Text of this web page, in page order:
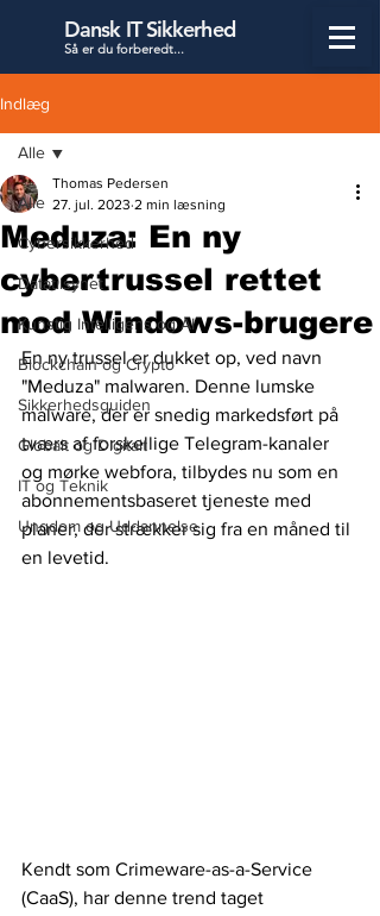
Dansk IT Sikkerhed
Så er du forberedt...
Indlæg
Alle
Cybersikkerhed
Datatilsynet
Kunstig Intelligens og AI
Blockchain og Crypto
Sikkerhedsguiden
Globalt og Digitalt
IT og Teknik
Ungdom og Uddannelse
Alle
Meduza: En ny
cybertrussel rettet
mod Windows-brugere
Thomas Pedersen
27. jul. 2023 2 min læsning
En ny trussel er dukket op, ved navn
"Meduza" malwaren. Denne lumske
malware, der er snedig markedsført på
tværs af forskellige Telegram-kanaler
og mørke webfora, tilbydes nu som en
abonnementsbaseret tjeneste med
planer, der strækker sig fra en måned til
en levetid.
Kendt som Crimeware-as-a-Service
(CaaS), har denne trend taget